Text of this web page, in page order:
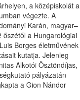
a középiskolát a
végezte. A
Karán, magyar–
a Hungarológiai
Borges életművének
kutatja. Jelenleg
Alkotói Ösztöndíjas,
pályázatán
a Gion Nándor